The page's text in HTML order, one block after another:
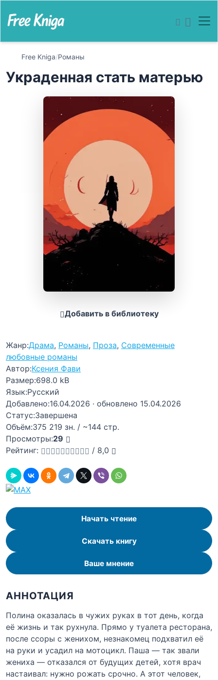
Free Kniga/Романы
Украденная стать матерью
Добавить в библиотеку
Жанр:Драма, Романы, Проза, Современные
любовные романы
Автор:Ксения Фави
Размер:698.0 kB
Язык:Русский
Добавлено:16.04.2026 · обновлено 15.04.2026
Статус:Завершена
Объём:375 219 зн. / ~144 стр.
Просмотры:29
Рейтинг:
/ 8,0
Начать чтение
Скачать книгу
Ваше мнение
АННОТАЦИЯ
Полина оказалась в чужих руках в тот день, когда
её жизнь и так рухнула. Прямо у туалета ресторана,
после ссоры с женихом, незнакомец подхватил её
на руки и усадил на мотоцикл. Паша — так звали
жениха — отказался от будущих детей, хотя врач
настаивал: нужно рожать срочно. А этот человек,